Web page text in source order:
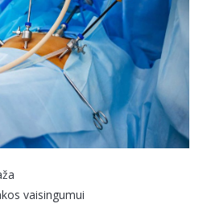
vaisingumui